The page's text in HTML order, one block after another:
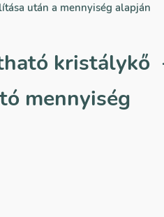
után a mennyiség alapján
kristálykő
mennyiség